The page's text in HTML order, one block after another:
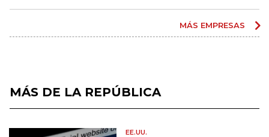
MÁS EMPRESAS
MÁS DE LA REPÚBLICA
EE.UU.